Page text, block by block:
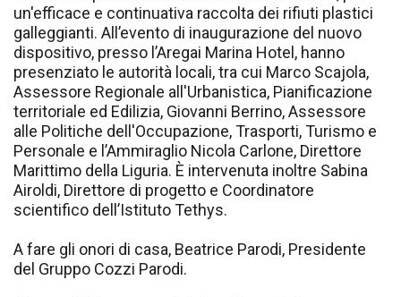
un'efficace e continuativa raccolta dei rifiuti plastici
galleggianti. All’evento di inaugurazione del nuovo
dispositivo, presso l’Aregai Marina Hotel, hanno
presenziato le autorità locali, tra cui Marco Scajola,
Assessore Regionale all'Urbanistica, Pianificazione
territoriale ed Edilizia, Giovanni Berrino, Assessore
alle Politiche dell'Occupazione, Trasporti, Turismo e
Personale e l’Ammiraglio Nicola Carlone, Direttore
Marittimo della Liguria. È intervenuta inoltre Sabina
Airoldi, Direttore di progetto e Coordinatore
scientifico dell’Istituto Tethys.
A fare gli onori di casa, Beatrice Parodi, Presidente
del Gruppo Cozzi Parodi.